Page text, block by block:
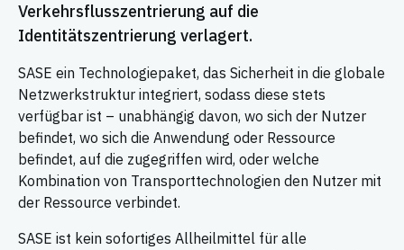
Verkehrsflusszentrierung auf die
Identitätszentrierung verlagert.
SASE ein Technologiepaket, das Sicherheit in die globale
Netzwerkstruktur integriert, sodass diese stets
verfügbar ist – unabhängig davon, wo sich der Nutzer
befindet, wo sich die Anwendung oder Ressource
befindet, auf die zugegriffen wird, oder welche
Kombination von Transporttechnologien den Nutzer mit
der Ressource verbindet.
SASE ist kein sofortiges Allheilmittel für alle